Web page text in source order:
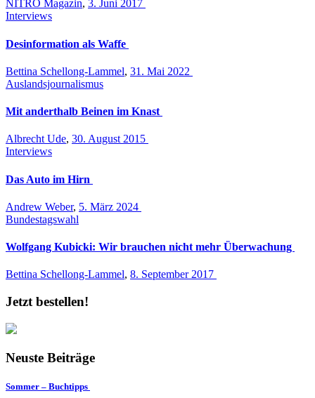
NITRO Magazin, 3. Juni 2017
Interviews
Desinformation als Waffe
Bettina Schellong-Lammel, 31. Mai 2022
Auslandsjournalismus
Mit anderthalb Beinen im Knast
Albrecht Ude, 30. August 2015
Interviews
Das Auto im Hirn
Andrew Weber, 5. März 2024
Bundestagswahl
Wolfgang Kubicki: Wir brauchen nicht mehr Überwachung
Bettina Schellong-Lammel, 8. September 2017
Jetzt bestellen!
Neuste Beiträge
Sommer – Buchtipps